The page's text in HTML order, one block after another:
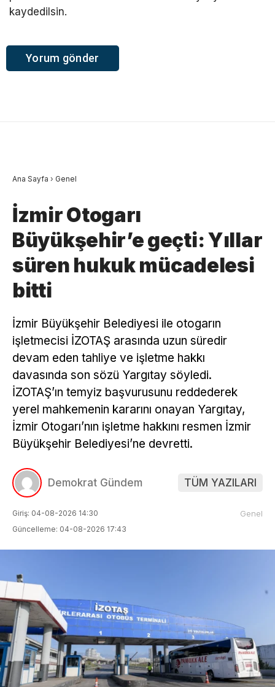
kaydedilsin.
Ana Sayfa › Genel
İzmir Otogarı
Büyükşehir’e geçti: Yıllar
süren hukuk mücadelesi
bitti
İzmir Büyükşehir Belediyesi ile otogarın
işletmecisi İZOTAŞ arasında uzun süredir
devam eden tahliye ve işletme hakkı
davasında son sözü Yargıtay söyledi.
İZOTAŞ’ın temyiz başvurusunu reddederek
yerel mahkemenin kararını onayan Yargıtay,
İzmir Otogarı’nın işletme hakkını resmen İzmir
Büyükşehir Belediyesi’ne devretti.
Demokrat Gündem TÜM YAZILARI
Giriş: 04-08-2026 14:30
Güncelleme: 04-08-2026 17:43
Genel